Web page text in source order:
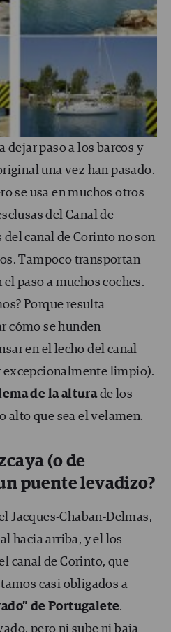
dejar paso a los barcos y
una vez han pasado.
se usa en muchos otros
del Canal de
del canal de Corinto no son
Tampoco transportan
paso a muchos coches.
Porque resulta
cómo se hunden
en el lecho del canal
excepcionalmente limpio).
de la alturade los
alto que sea el velamen.
(o de
puente levadizo?
Jacques-Chaban-Delmas,
hacia arriba, y el los
canal de Corinto, que
casi obligados a
de Portugalete.
pero ni sube ni baja